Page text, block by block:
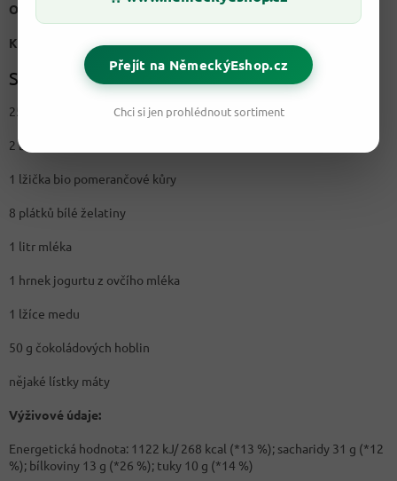
Přejít na NěmeckýEshop.cz
Chci si jen prohlédnout sortiment
Obtížnost:
Kalorií na porci:268 kcal
Suroviny na 4 porce:
250 gramů jahod
2 balíčky vanilkového cukru
1 lžička bio pomerančové kůry
8 plátků bílé želatiny
1 litr mléka
1 hrnek jogurtu z ovčího mléka
1 lžíce medu
50 g čokoládových hoblin
nějaké lístky máty
Výživové údaje:
Energetická hodnota: 1122 kJ/ 268 kcal (*13 %); sacharidy 31 g (*12
%); bílkoviny 13 g (*26 %); tuky 10 g (*14 %)